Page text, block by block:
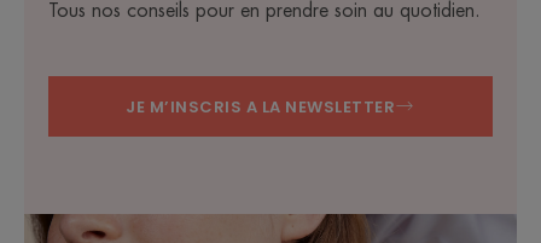
Tous nos conseils pour en prendre soin au quotidien.
JE M’INSCRIS A LA NEWSLETTER